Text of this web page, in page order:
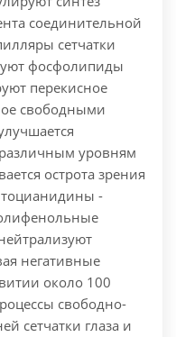
соединительной
сетчатки
фосфолипиды
перекисное
свободными
различным уровням
острота зрения
-
негативные
около 100
свободно-
сетчатки глаза и